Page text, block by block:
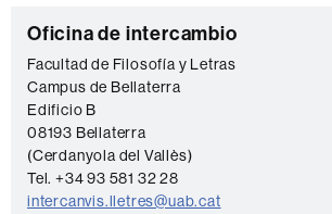
Información
complementaria
C
o
n
t
a
c
Oficina de intercambio
Facultad de Filosofía y Letras
Campus de Bellaterra
Edificio B
08193 Bellaterra
(Cerdanyola del Vallès)
Tel. +34 93 581 32 28
intercanvis.lletres@uab.cat